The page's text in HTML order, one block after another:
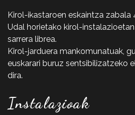
Kirol-ikastaroen eskaintza zabala
Udal horietako kirol-
sarrera librea.
Kirol-jarduera mankomunatuak,
euskarari buruz sentsibilizatzeko
dira.
Instalazioak